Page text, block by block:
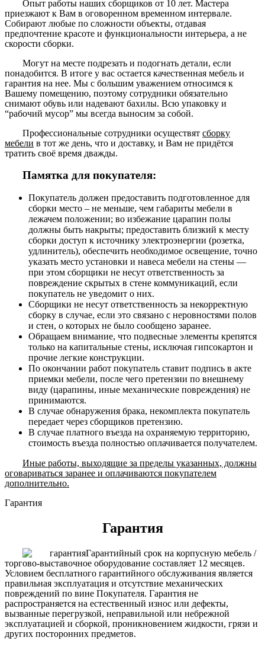
Опыт работы наших сборщиков от 10 лет. Мастера
приезжают к Вам в оговоренном временном интервале.
Собирают любые по сложности объекты, отдавая
предпочтение красоте и функциональности интерьера, а не
скорости сборки.
Могут на месте подрезать и подогнать детали, если
понадобится. В итоге у вас остается качественная мебель и
гарантия на нее. Мы с большим уважением относимся к
Вашему помещению, поэтому сотрудники обязательно
снимают обувь или надевают бахилы. Всю упаковку и
“рабочий мусор” мы всегда выносим за собой.
Профессиональные сотрудники осуществят сборку
мебели в тот же день, что и доставку, и Вам не придётся
тратить своё время дважды.
Памятка для покупателя:
Покупатель должен предоставить подготовленное для
сборки место – не меньше, чем габариты мебели в
лежачем положении; во избежание царапин полы
должны быть накрыты; предоставить близкий к месту
сборки доступ к источнику электроэнергии (розетка,
удлинитель), обеспечить необходимое освещение, точно
указать место установки и навеса мебели на стены —
при этом сборщики не несут ответственность за
повреждение скрытых в стене коммуникаций, если
покупатель не уведомит о них.
Сборщики не несут ответственность за некорректную
сборку в случае, если это связано с неровностями полов
и стен, о которых не было сообщено заранее.
Обращаем внимание, что подвесные элементы крепятся
только на капитальные стены, исключая гипсокартон и
прочие легкие конструкции.
По окончании работ покупатель ставит подпись в акте
приемки мебели, после чего претензии по внешнему
виду (царапины, иные механические повреждения) не
принимаются.
В случае обнаружения брака, некомплекта покупатель
передает через сборщиков претензию.
В случае платного въезда на охраняемую территорию,
стоимость въезда полностью оплачивается получателем.
Иные работы, выходящие за пределы указанных, должны
оговариваться заранее и оплачиваются покупателем
дополнительно.
Гарантия
Гарантия
Гарантийный срок на корпусную мебель /
торгово-выставочное оборудование составляет 12 месяцев.
Условием бесплатного гарантийного обслуживания является
правильная эксплуатация и отсутствие механических
повреждений по вине Покупателя. Гарантия не
распространяется на естественный износ или дефекты,
вызванные перегрузкой, неправильной или небрежной
эксплуатацией и сборкой, проникновением жидкости, грязи и
других посторонних предметов.